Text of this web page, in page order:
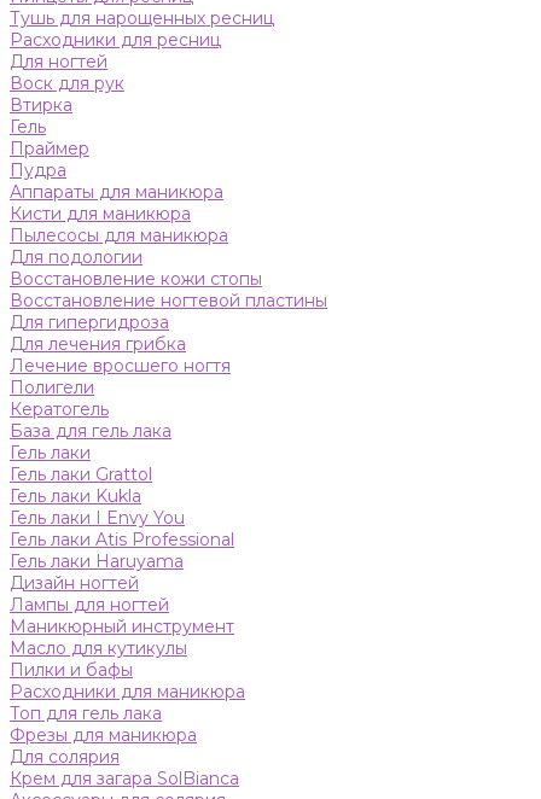
Тушь для нарощенных ресниц
Расходники для ресниц
Для ногтей
Воск для рук
Втирка
Гель
Праймер
Пудра
Аппараты для маникюра
Кисти для маникюра
Пылесосы для маникюра
Для подологии
Восстановление кожи стопы
Восстановление ногтевой пластины
Для гипергидроза
Для лечения грибка
Лечение вросшего ногтя
Полигели
Кератогель
База для гель лака
Гель лаки
Гель лаки Grattol
Гель лаки Kukla
Гель лаки I Envy You
Гель лаки Atis Professional
Гель лаки Haruyama
Дизайн ногтей
Лампы для ногтей
Маникюрный инструмент
Масло для кутикулы
Пилки и бафы
Расходники для маникюра
Топ для гель лака
Фрезы для маникюра
Для солярия
Крем для загара SolBianca